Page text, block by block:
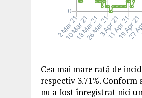
Cea mai mare rată de
respectiv 3.71%. Conform
nu a fost înregistrat nici